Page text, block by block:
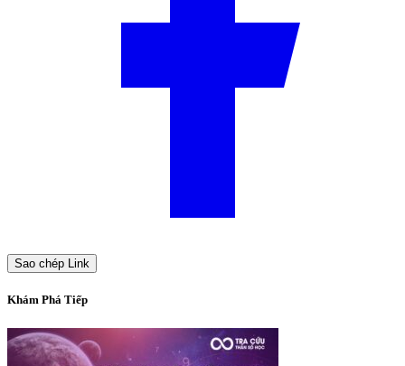
Sao chép Link
Khám Phá Tiếp